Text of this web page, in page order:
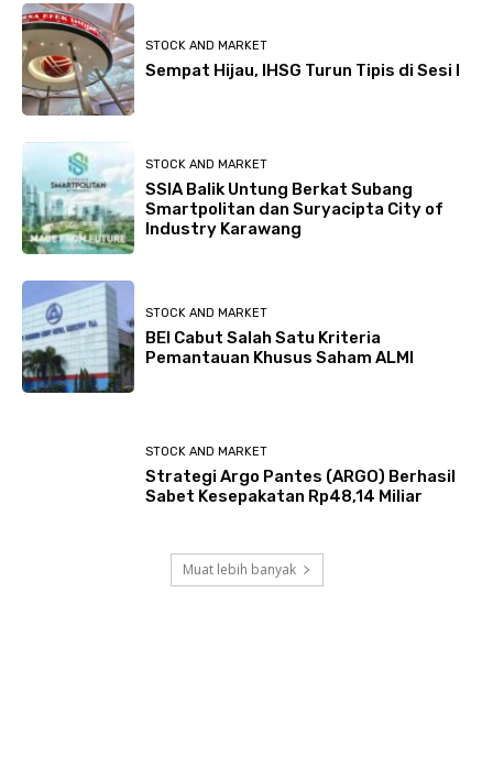
STOCK AND MARKET
Sempat Hijau, IHSG Turun Tipis di Sesi I
STOCK AND MARKET
SSIA Balik Untung Berkat Subang
Smartpolitan dan Suryacipta City of
Industry Karawang
STOCK AND MARKET
BEI Cabut Salah Satu Kriteria
Pemantauan Khusus Saham ALMI
STOCK AND MARKET
Strategi Argo Pantes (ARGO) Berhasil
Sabet Kesepakatan Rp48,14 Miliar
Muat lebih banyak